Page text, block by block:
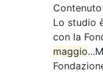
Lo studio
con la
maggio